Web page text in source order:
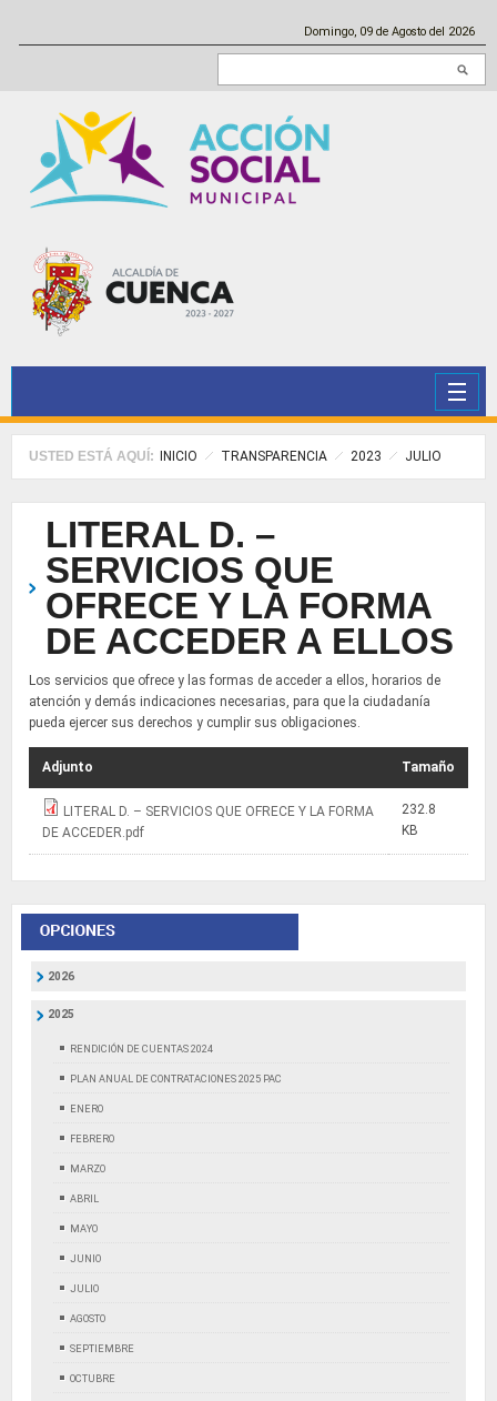
Domingo, 09 de Agosto del 2026
USTED ESTÁ AQUÍ: INICIO TRANSPARENCIA 2023 JULIO
LITERAL D. –
SERVICIOS QUE
OFRECE Y LA FORMA
DE ACCEDER A ELLOS
Los servicios que ofrece y las formas de acceder a ellos, horarios de
atención y demás indicaciones necesarias, para que la ciudadanía
pueda ejercer sus derechos y cumplir sus obligaciones.
Adjunto Tamaño
LITERAL D. – SERVICIOS QUE OFRECE Y LA FORMA
DE ACCEDER.pdf
232.8
KB
2026
2025
RENDICIÓN DE CUENTAS 2024
PLAN ANUAL DE CONTRATACIONES 2025 PAC
ENERO
FEBRERO
MARZO
ABRIL
MAYO
JUNIO
JULIO
AGOSTO
SEPTIEMBRE
OCTUBRE